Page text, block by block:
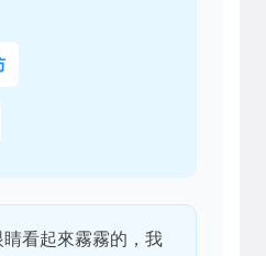
看起來霧霧的，我